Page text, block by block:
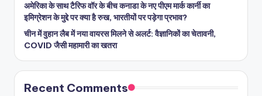
अमेरिका के साथ टैरिफ वॉर के बीच कनाडा के नए पीएम मार्क कार्नी का
इमिग्रेशन के मुद्दे पर क्या है रुख, भारतीयों पर पड़ेगा प्रभाव?
चीन में वुहान लैब में नया वायरस मिलने से अलर्ट: वैज्ञानिकों का चेतावनी,
COVID जैसी महामारी का खतरा
Recent Comments